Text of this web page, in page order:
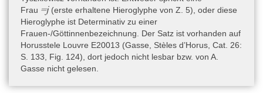
Die rechte Hand des Heilers wird mit der personifizierten Hand
des Atum gleichgesetzt. Die Hand wird als eine siegreiche
Kämpferin für Re beschrieben, nachdem Re selbst sich in ein
Ichneumon verwandelt hat, um die Apophisschlange zu besiegen.
Die Hand oder ihre Personifikation als Uräus-Iusaas besiegt das
Gift von Schlangen und Skorpionen. Anschließend identifiziert sich
der Rezitierende/Heiler mit Horus, dem Skorpionbeschwörer, der
aus Horbeit gekommen ist. Horus steht dem Sonnengott Re bei,
Frau =j(erste erhaltene Hieroglyphe von Z. 5), oder diese
Hieroglyphe ist Determinativ zu einer
Frauen-/Göttinnenbezeichnung. Der Satz ist vorhanden auf
Horusstele Louvre E20013 (Gasse, Stèles d’Horus, Cat. 26:
S. 133, Fig. 124), dort jedoch nicht lesbar bzw. von A.
Gasse nicht gelesen.